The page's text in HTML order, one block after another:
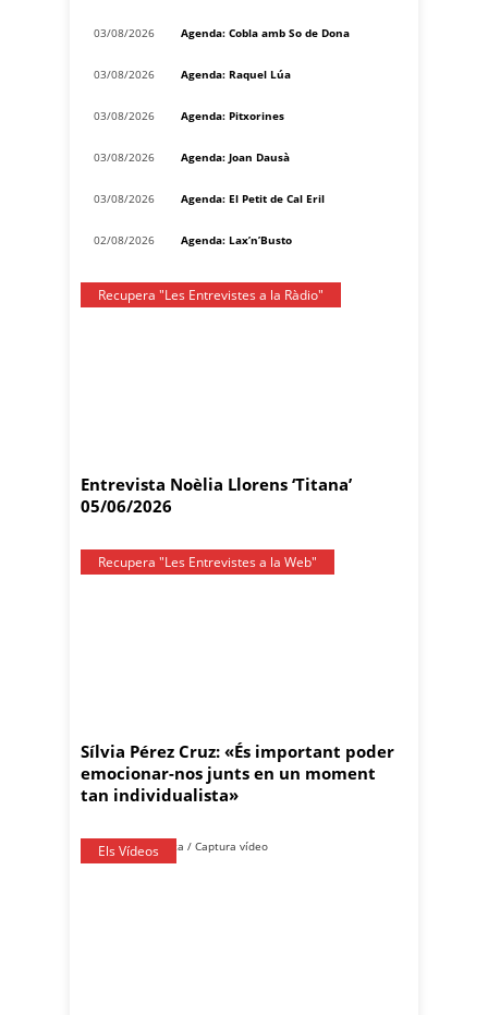
03/08/2026 Agenda: Cobla amb So de Dona
03/08/2026 Agenda: Raquel Lúa
03/08/2026 Agenda: Pitxorines
03/08/2026 Agenda: Joan Dausà
03/08/2026 Agenda: El Petit de Cal Eril
02/08/2026 Agenda: Lax’n’Busto
Recupera "Les Entrevistes a la Ràdio"
Entrevista Noèlia Llorens ‘Titana’
05/06/2026
Recupera "Les Entrevistes a la Web"
Sílvia Pérez Cruz: «És important poder
emocionar-nos junts en un moment
tan individualista»
Els Vídeos